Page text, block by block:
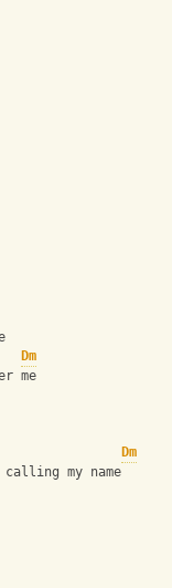
Dm
me
Dm
my name